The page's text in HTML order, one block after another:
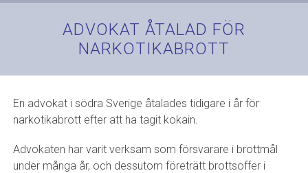
ADVOKAT ÅTALAD FÖR
NARKOTIKABROTT
En advokat i södra Sverige åtalades tidigare i år för
narkotikabrott efter att ha tagit kokain.
Advokaten har varit verksam som försvarare i brottmål
under många år, och dessutom företrätt brottsoffer i